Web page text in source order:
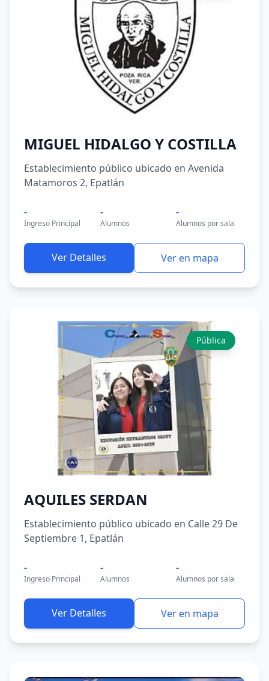
MIGUEL HIDALGO Y COSTILLA
Establecimiento público ubicado en Avenida
Matamoros 2, Epatlán
-
Ingreso Principal
-
Alumnos
-
Alumnos por sala
Ver Detalles Ver en mapa
Pública
AQUILES SERDAN
Establecimiento público ubicado en Calle 29 De
Septiembre 1, Epatlán
-
Ingreso Principal
-
Alumnos
-
Alumnos por sala
Ver Detalles Ver en mapa